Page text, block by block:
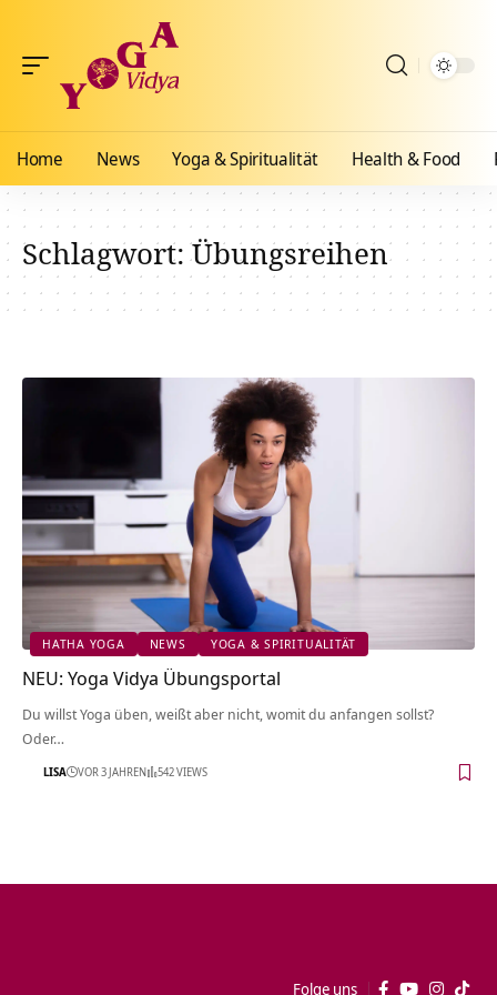
Home News Yoga & Spiritualität Health & Food
Schlagwort:Übungsreihen
HATHA YOGA NEWS YOGA & SPIRITUALITÄT
NEU: Yoga Vidya Übungsportal
Du willst Yoga üben, weißt aber nicht, womit du anfangen sollst?
Oder…
LISA VOR 3 JAHREN 542 VIEWS
Folge uns